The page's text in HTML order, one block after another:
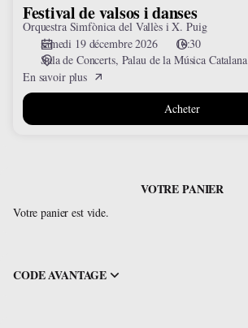
Festival de valsos i danses
Orquestra Simfònica del Vallès i X. Puig
samedi 19 décembre 2026
18:30
Sala de Concerts Palau de la Música Catalana
En savoir plus
Acheter
VOTRE PANIER
Votre panier est vide.
CODE AVANTAGE